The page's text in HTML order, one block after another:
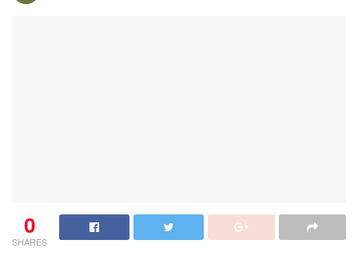
0
SHARES